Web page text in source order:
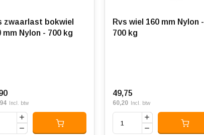
zwaarlast bokwiel
mm Nylon - 700 kg
Incl. btw
Rvs wiel 160 mm Nylon -
700 kg
49,75
60,20 Incl. btw